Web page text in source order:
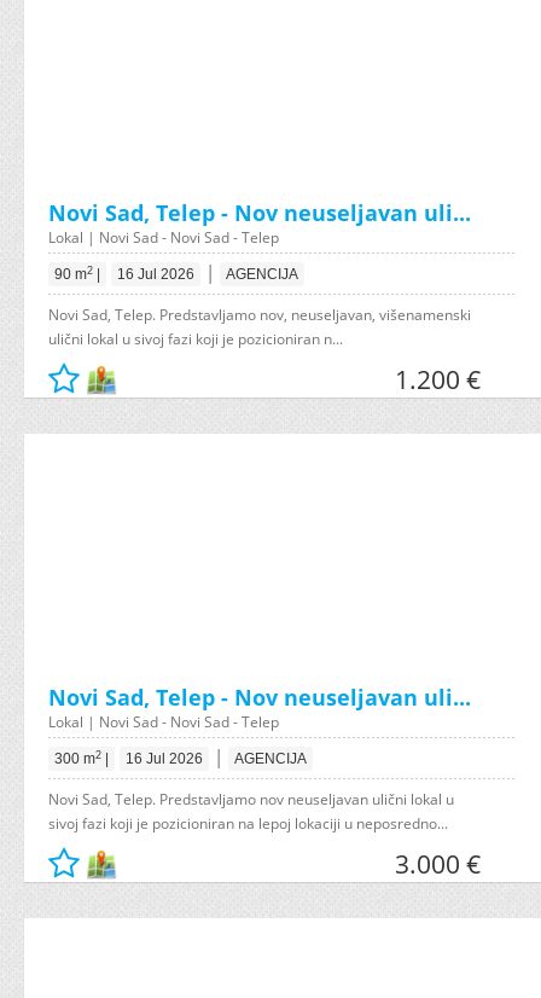
Novi Sad, Telep - Nov neuseljavan uli...
Lokal | Novi Sad - Novi Sad - Telep
90 m2 16 Jul 2026 | AGENCIJA
Novi Sad, Telep. Predstavljamo nov, neuseljavan, višenamenski
ulični lokal u sivoj fazi koji je pozicioniran n...
1.200 €
Novi Sad, Telep - Nov neuseljavan uli...
Lokal | Novi Sad - Novi Sad - Telep
300 m2 16 Jul 2026 | AGENCIJA
Novi Sad, Telep. Predstavljamo nov neuseljavan ulični lokal u
sivoj fazi koji je pozicioniran na lepoj lokaciji u neposredno...
3.000 €